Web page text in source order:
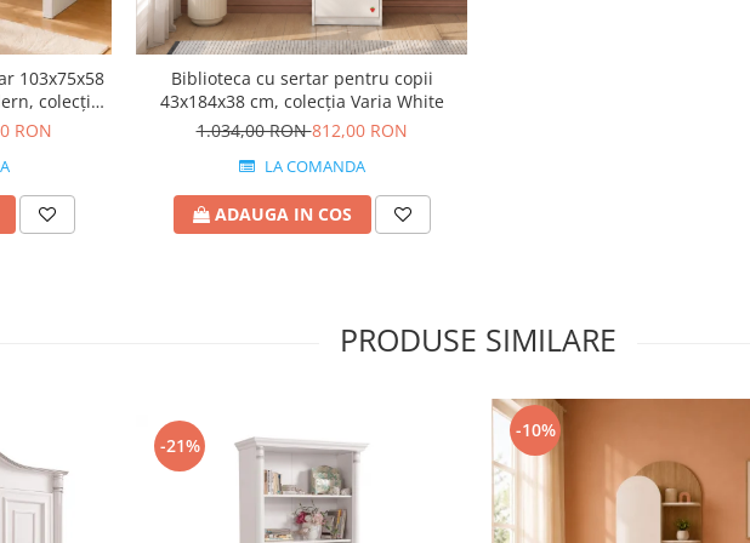
103x75x58
colecția
RON
Biblioteca cu sertar pentru copii
43x184x38 cm, colecția Varia White
1.034,00 RON812,00 RON
LA COMANDA
ADAUGA IN COS
PRODUSE SIMILARE
-21%
-10%